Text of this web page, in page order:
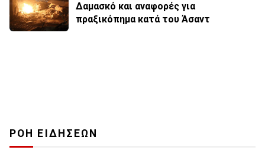
Δαμασκό και αναφορές για
πραξικόπημα κατά του Άσαντ
ΡΟΗ ΕΙΔΗΣΕΩΝ